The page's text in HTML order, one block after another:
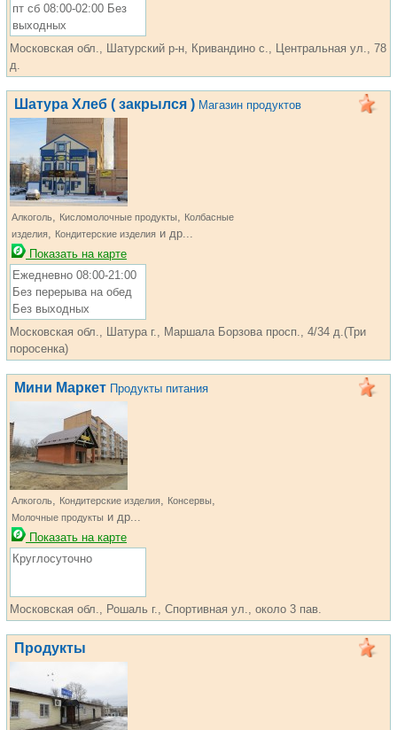
пт сб 08:00-02:00 Без
выходных
Московская обл., Шатурский р-н, Кривандино с., Центральная ул., 78
д.
Шатура Хлеб ( закрылся ) Магазин продуктов
Алкоголь, Кисломолочные продукты, Колбасные
изделия, Кондитерские изделия и др...
Показать на карте
Ежедневно 08:00-21:00
Без перерыва на обед
Без выходных
Московская обл., Шатура г., Маршала Борзова просп., 4/34 д.(Три
поросенка)
Мини Маркет Продукты питания
Алкоголь, Кондитерские изделия, Консервы,
Молочные продукты и др...
Показать на карте
Круглосуточно
Московская обл., Рошаль г., Спортивная ул., около 3 пав.
Продукты